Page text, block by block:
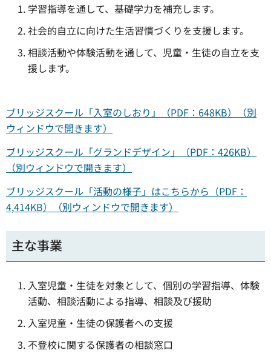
学習指導を通して、基礎学力を補充します。
社会的自立に向けた生活習慣づくりを支援します。
相談活動や体験活動を通して、児童・生徒の自立を支
援します。
ブリッジスクール「入室のしおり」（PDF：648KB）（別
ウィンドウで開きます）
ブリッジスクール「グランドデザイン」（PDF：426KB）
（別ウィンドウで開きます）
ブリッジスクール「活動の様子」はこちらから（PDF：
4,414KB）（別ウィンドウで開きます）
主な事業
入室児童・生徒を対象として、個別の学習指導、体験
活動、相談活動による指導、相談及び援助
入室児童・生徒の保護者への支援
不登校に関する保護者の相談窓口